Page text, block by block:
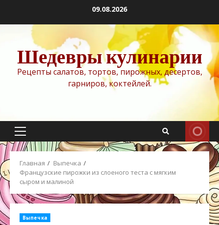
содержимому
09.08.2026
Шедевры кулинарии
Рецепты салатов, тортов, пирожных, десертов,
гарниров, коктейлей.
Основное
меню
Главная
Выпечка
Французские пирожки из слоеного теста с мягким
сыром и малиной
Выпечка